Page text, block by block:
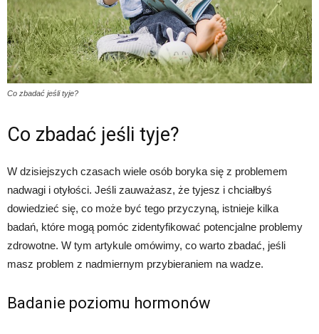
Co zbadać jeśli tyje?
Co zbadać jeśli tyje?
W dzisiejszych czasach wiele osób boryka się z problemem
nadwagi i otyłości. Jeśli zauważasz, że tyjesz i chciałbyś
dowiedzieć się, co może być tego przyczyną, istnieje kilka
badań, które mogą pomóc zidentyfikować potencjalne problemy
zdrowotne. W tym artykule omówimy, co warto zbadać, jeśli
masz problem z nadmiernym przybieraniem na wadze.
Badanie poziomu hormonów